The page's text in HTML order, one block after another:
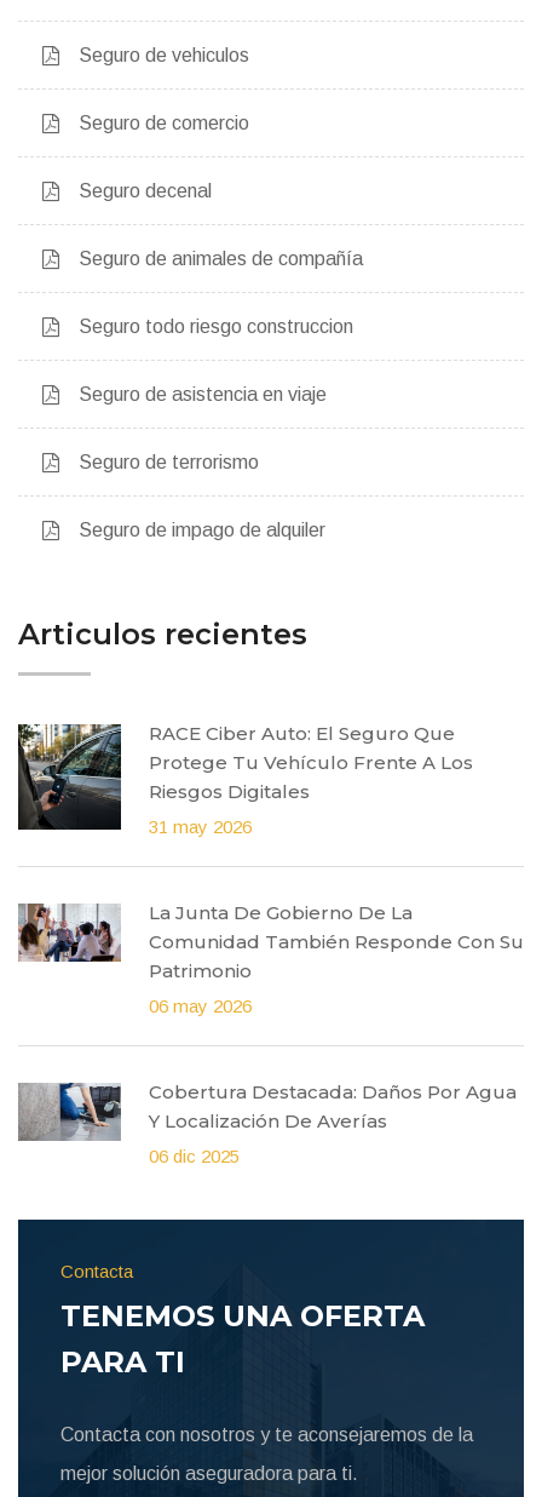
Seguro de vehiculos
Seguro de comercio
Seguro decenal
Seguro de animales de compañía
Seguro todo riesgo construccion
Seguro de asistencia en viaje
Seguro de terrorismo
Seguro de impago de alquiler
Articulos recientes
RACE Ciber Auto: El Seguro Que
Protege Tu Vehículo Frente A Los
Riesgos Digitales
31 may 2026
La Junta De Gobierno De La
Comunidad También Responde Con Su
Patrimonio
06 may 2026
Cobertura Destacada: Daños Por Agua
Y Localización De Averías
06 dic 2025
Contacta
TENEMOS UNA OFERTA
PARA TI
Contacta con nosotros y te aconsejaremos de la
mejor solución aseguradora para ti.